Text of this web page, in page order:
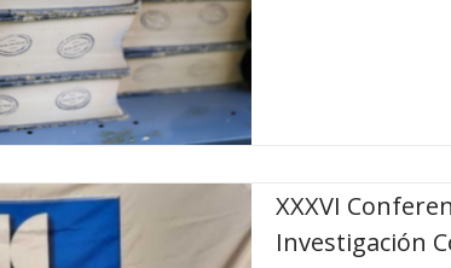
XXXVI
Investigación